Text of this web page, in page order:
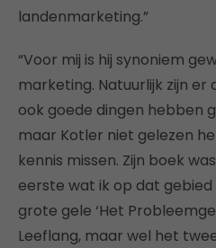
landenmarketing.”
“Voor mij is hij synoniem
marketing. Natuurlijk zijn er
ook goede dingen hebben
maar Kotler niet gelezen
kennis missen. Zijn boek
eerste wat ik op dat
grote gele ‘Het
Leeflang, maar wel het